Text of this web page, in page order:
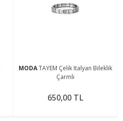
MODATAYEM Çelik Italyan Bileklik
Çarmlı
650,00 TL